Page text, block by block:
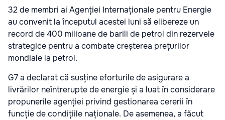
32 de membri ai Agenției Internaționale pentru Energie
au convenit la începutul acestei luni să elibereze un
record de 400 milioane de barili de petrol din rezervele
strategice pentru a combate creșterea prețurilor
mondiale la petrol.
G7 a declarat că susține eforturile de asigurare a
livrărilor neîntrerupte de energie și a luat în considerare
propunerile agenției privind gestionarea cererii în
funcție de condițiile naționale. De asemenea, a făcut